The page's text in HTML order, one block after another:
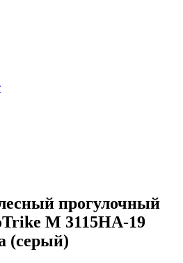
прогулочный
M 3115HA-19
(серый)